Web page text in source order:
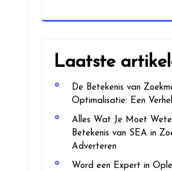
Laatste
De Betekenis van
Optimalisatie: Een
Alles Wat Je Moet
Betekenis van SEA in
Adverteren
Word een Expert in